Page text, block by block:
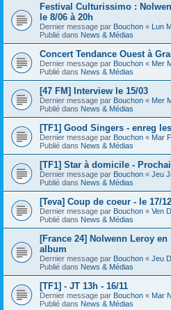
Festival Culturissimo :
le 8/06 à 20h
Dernier message par Bouchon « Lun
Publié dans News & Médias
Concert Tendance Ouest à
Dernier message par Bouchon « Mer
Publié dans News & Médias
[47 FM] Interview le 15/03
Dernier message par Bouchon « Mer
Publié dans News & Médias
[TF1] Good Singers - enreg
Dernier message par Bouchon « Mar
Publié dans News & Médias
[TF1] Star à domicile -
Dernier message par Bouchon « Jeu
Publié dans News & Médias
[Teva] Coup de coeur - le 17/12
Dernier message par Bouchon « Ven
Publié dans News & Médias
[France 24] Nolwenn Leroy
album
Dernier message par Bouchon « Jeu
Publié dans News & Médias
[TF1] - JT 13h - 16/11
Dernier message par Bouchon « Mar
Publié dans News & Médias